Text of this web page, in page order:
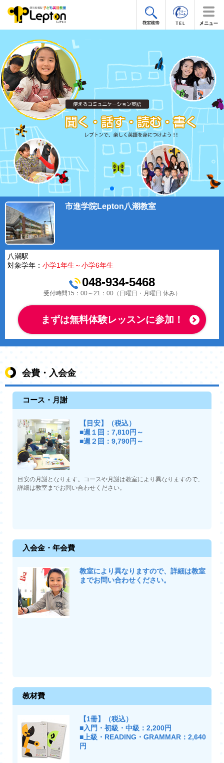
市進学院Lepton八潮教室
八潮駅
対象学年： 小学1年生～小学6年生
048-934-5468
受付時間15：00～21：00（日曜日・月曜日 休み）
まずは無料体験レッスンに参加！
会費・入会金
コース・月謝
【目安】（税込）
■週１回：7,810円～
■週２回：9,790円～
目安の月謝となります。コースや月謝は教室により異なりますので、
詳細は教室までお問い合わせください。
入会金・年会費
教室により異なりますので、詳細は教室
までお問い合わせください。
教材費
【1冊】（税込）
■入門・初級・中級：2,200円
■上級・READING・GRAMMAR：2,640
円